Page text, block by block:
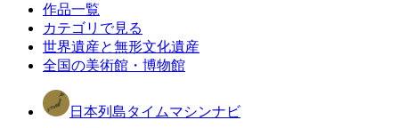
作品一覧
カテゴリで見る
世界遺産と無形文化遺産
全国の美術館・博物館
日本列島タイムマシンナビ